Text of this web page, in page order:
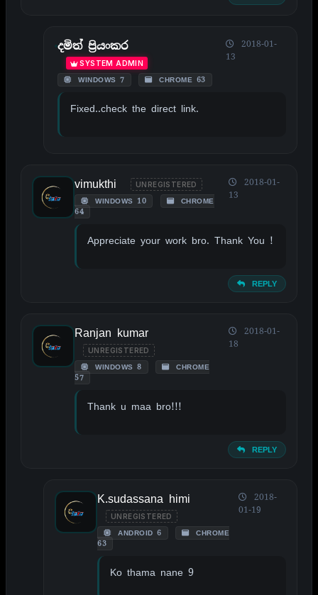
දමිත් ප්‍රියංකර
SYSTEM ADMIN
WINDOWS 7 CHROME 63
2018-01-
13
Fixed..check the direct link.
vimukthi UNREGISTERED
WINDOWS 10
CHROME
64
2018-01-
13
Appreciate your work bro. Thank You !
REPLY
Ranjan kumar
UNREGISTERED
WINDOWS 8
CHROME
57
2018-01-
18
Thank u maa bro!!!
REPLY
K.sudassana himi
UNREGISTERED
ANDROID 6
CHROME
63
2018-
01-19
Ko thama nane 9